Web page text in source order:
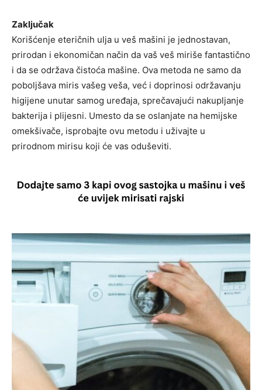
Zaključak
Korišćenje eteričnih ulja u veš mašini je jednostavan,
prirodan i ekonomičan način da vaš veš miriše fantastično
i da se održava čistoća mašine. Ova metoda ne samo da
poboljšava miris vašeg veša, već i doprinosi održavanju
higijene unutar samog uređaja, sprečavajući nakupljanje
bakterija i plijesni. Umesto da se oslanjate na hemijske
omekšivače, isprobajte ovu metodu i uživajte u
prirodnom mirisu koji će vas oduševiti.